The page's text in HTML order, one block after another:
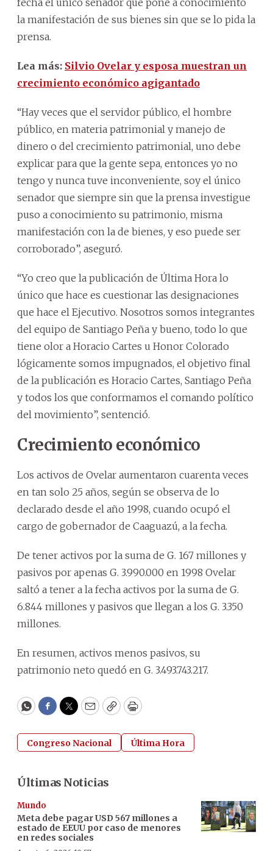
fecha el único senador que pone a conocimiento
la manifestación de sus bienes sin que se lo pida la
prensa.
Lea más: Silvio Ovelar y esposa muestran un
crecimiento económico agigantado
“Hay veces que el servidor público, el hombre
público, en materia patrimonial y manejo de
dinero o del crecimiento patrimonial, uno debe
explicar para que la gente sepa, entonces yo no
tengo y nunca tuve inconveniente, soy el único
senador que siempre sin que la prensa investigue
puso a conocimiento su patrimonio, misma
manifestación con la de bienes, y eso puede ser
corroborado”, aseguró.
“Yo creo que la publicación de Última Hora lo
único que hace es cuestionar las designaciones
que hace el Ejecutivo. Nosotros somos integrantes
del equipo de Santiago Peña y bueno, todo lo que
tiene olor a Horacio Cartes u Honor Colorado
lógicamente somos impugnados, el objetivo final
de la publicación es Horacio Cartes, Santiago Peña
y todos los que conformamos el comando político
del movimiento”, sentenció.
Crecimiento económico
Los activos de Ovelar aumentaron cuarenta veces
en tan solo 25 años, según se observa de lo
declarado desde el año 1998, cuando ocupó el
cargo de gobernador de Caaguazú, a la fecha.
De tener activos por la suma de G. 167 millones y
pasivos por apenas G. 3.990.000 en 1998 Ovelar
saltó a tener a la fecha activos por la suma de G.
6.844 millones y pasivos que llegan a los G. 3.350
millones.
En resumen, activos menos pasivos, su
patrimonio neto quedó en G. 3.493.743.217.
WhatsApp
Facebook
Twitter
EmailCopyPrint
Congreso Nacional Última Hora
Últimas Noticias
Mundo
Meta debe pagar USD 567 millones a
estado de EEUU por caso de menores
en redes sociales